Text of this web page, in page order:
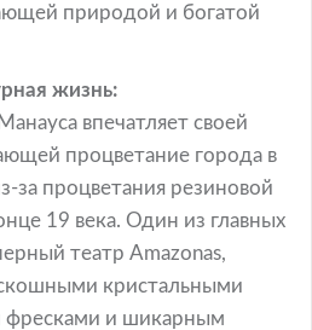
природой и богатой
жизнь:
впечатляет своей
процветание города в
за процветания резиновой
19 века. Один из главных
театр Amazonas,
кристальными
фресками и шикарным